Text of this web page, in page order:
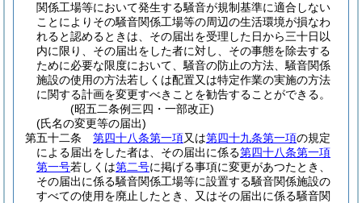
関係工場等において発生する騒音が規制基準に適合しない
ことによりその騒音関係工場等の周辺の生活環境が損なわ
れると認めるときは、その届出を受理した日から三十日以
内に限り、その届出をした者に対し、その事態を除去する
ために必要な限度において、騒音の防止の方法、騒音関係
施設の使用の方法若しくは配置又は特定作業の実施の方法
に関する計画を変更すべきことを勧告することができる。
(昭五二条例三四・一部改正)
(氏名の変更等の届出)
第五十二条
第四十八条第一項又は第四十九条第一項の規定
による届出をした者は、その届出に係る第四十八条第一項
第一号若しくは第二号に掲げる事項に変更があつたとき、
その届出に係る騒音関係工場等に設置する騒音関係施設の
すべての使用を廃止したとき、又はその届出に係る騒音関